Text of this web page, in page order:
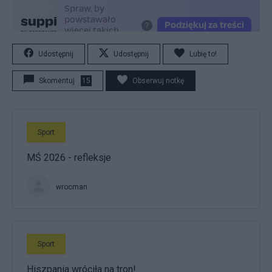
Udostępnij Udostępnij Lubię to!
Skomentuj 15 Obserwuj notkę
Sport
MŚ 2026 - refleksje
wrocman
Sport
Hiszpania wróciła na tron!